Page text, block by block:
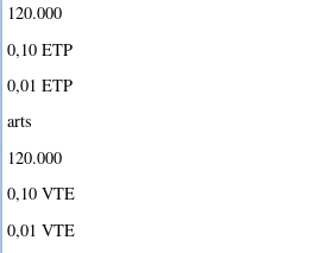
120.000 
0,10 ETP
0,01 ETP
arts
120.000 
0,10 VTE
0,01 VTE